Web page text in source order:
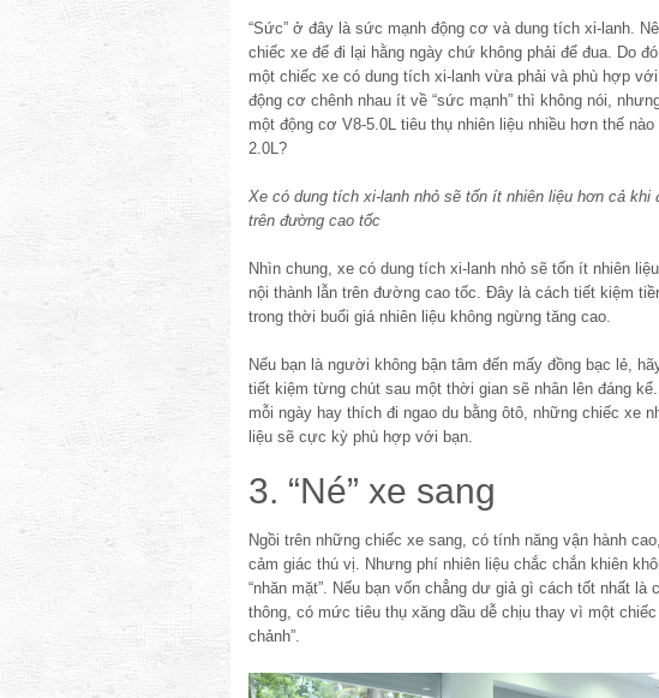
“Sức” ở đây là sức mạnh động cơ và dung tích xi-lanh.
chiếc xe để đi lại hằng ngày chứ không phải để đua. Do
một chiếc xe có dung tích xi-lanh vừa phải và phù hợp
động cơ chênh nhau ít về “sức mạnh” thì không nói,
một động cơ V8-5.0L tiêu thụ nhiên liệu nhiều hơn thế
2.0L?
Xe có dung tích xi-lanh nhỏ sẽ tốn ít nhiên liệu hơn cả khi
trên đường cao tốc
Nhìn chung, xe có dung tích xi-lanh nhỏ sẽ tốn ít nhiên
nội thành lẫn trên đường cao tốc. Đây là cách tiết kiệm
trong thời buổi giá nhiên liệu không ngừng tăng cao.
Nếu bạn là người không bận tâm đến mấy đồng bạc lẻ,
tiết kiệm từng chút sau một thời gian sẽ nhân lên đáng
mỗi ngày hay thích đi ngao du bằng ôtô, những chiếc xe
liệu sẽ cực kỳ phù hợp với bạn.
3. “Né” xe sang
Ngồi trên những chiếc xe sang, có tính năng vận hành
cảm giác thú vị. Nhưng phí nhiên liệu chắc chắn khiên
“nhăn mặt”. Nếu bạn vốn chẳng dư giả gì cách tốt nhất là
thông, có mức tiêu thụ xăng dầu dễ chịu thay vì một chiếc
chảnh”.